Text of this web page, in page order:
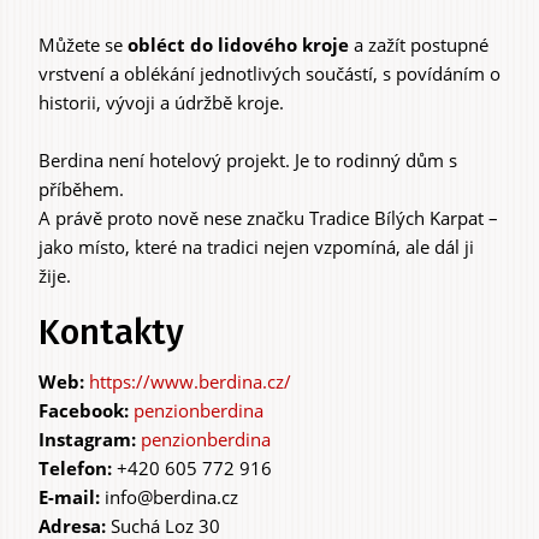
Můžete se obléct do lidového kroje a zažít postupné
vrstvení a oblékání jednotlivých součástí, s povídáním o
historii, vývoji a údržbě kroje.
Berdina není hotelový projekt. Je to rodinný dům s
příběhem.
A právě proto nově nese značku Tradice Bílých Karpat –
jako místo, které na tradici nejen vzpomíná, ale dál ji
žije.
Kontakty
https://www.berdina.cz/
penzionberdina
penzionberdina
Telefon: +420 605 772 916
E-mail: info@berdina.cz
Adresa: Suchá Loz 30